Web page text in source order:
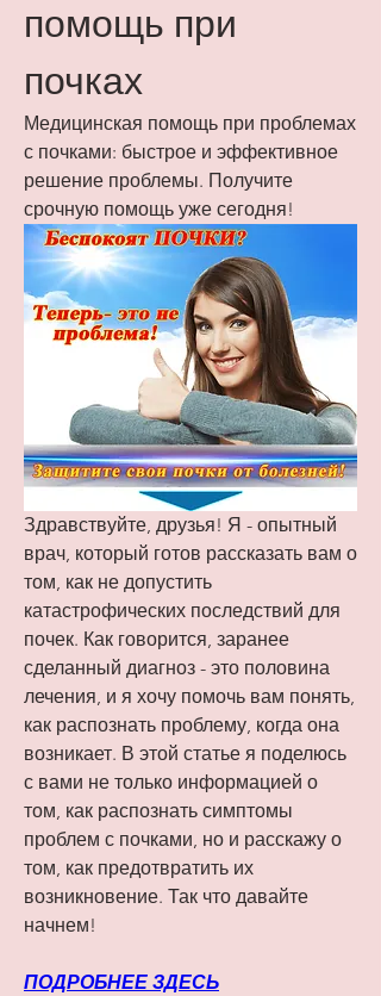
помощь при
почках
Медицинская помощь при проблемах
с почками: быстрое и эффективное
решение проблемы. Получите
срочную помощь уже сегодня!
Здравствуйте, друзья! Я - опытный
врач, который готов рассказать вам о
том, как не допустить
катастрофических последствий для
почек. Как говорится, заранее
сделанный диагноз - это половина
лечения, и я хочу помочь вам понять,
как распознать проблему, когда она
возникает. В этой статье я поделюсь
с вами не только информацией о
том, как распознать симптомы
проблем с почками, но и расскажу о
том, как предотвратить их
возникновение. Так что давайте
начнем!
ПОДРОБНЕЕ ЗДЕСЬ